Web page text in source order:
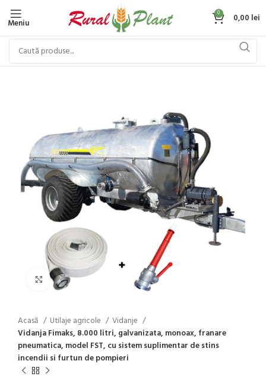
Meniu
0 0,00 lei
Click to enlarge
Acasă Utilaje agricole
Vidanje
Vidanja Fimaks, 8.000 litri, galvanizata, monoax, franare
pneumatica, model FST, cu sistem suplimentar de stins
incendii si furtun de pompieri